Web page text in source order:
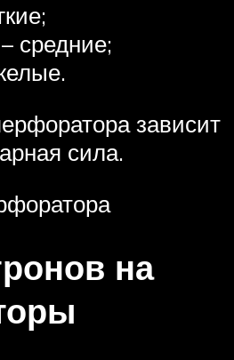
средние;
зависит
сила.
на